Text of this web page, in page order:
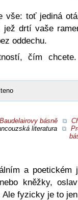
vše: toť jediná
jež drtí vaše
oddechu.
čím
Baudelairovy básně
literatura
a poetickém
kněžky,
fyzicky je to